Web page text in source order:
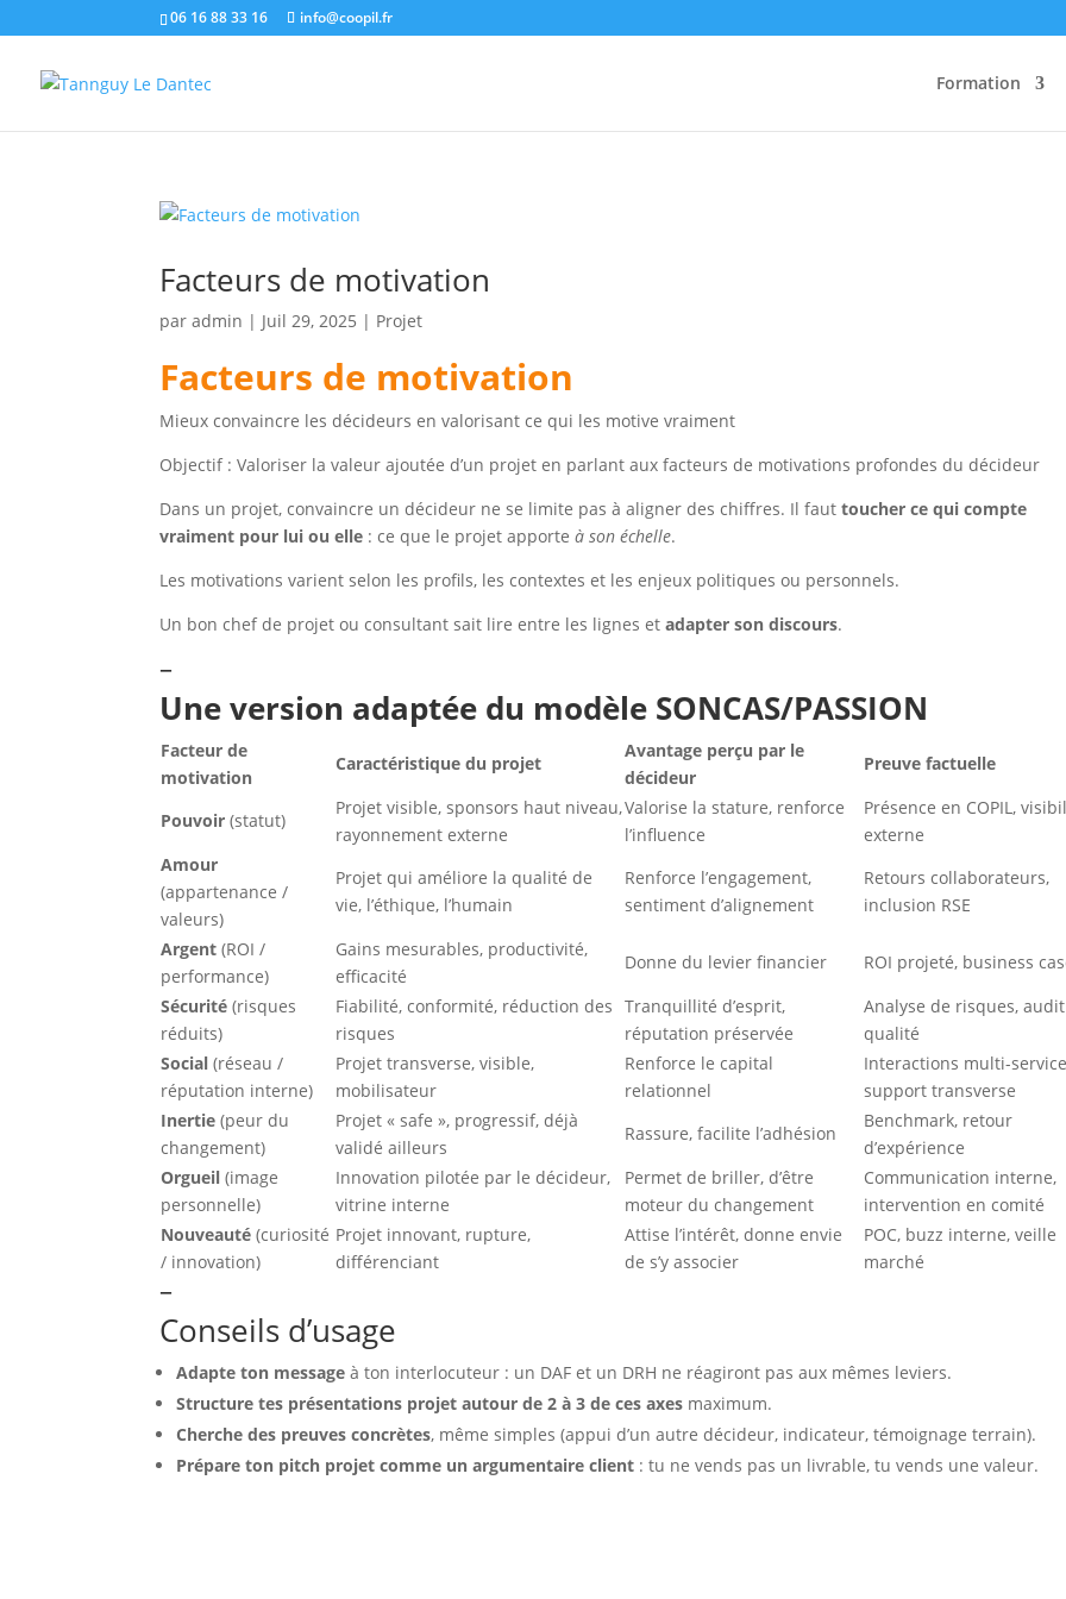
06 16 88 33 16 info@coopil.fr
Formation
Facteurs de motivation
paradmin | Juil 29, 2025 | Projet
Facteurs de motivation
Mieux convaincre les décideurs en valorisant ce qui les motive vraiment
Objectif : Valoriser la valeur ajoutée d’un projet en parlant aux facteurs de motivations profondes du décideur
Dans un projet, convaincre un décideur ne se limite pas à aligner des chiffres. Il fauttoucher ce qui compte
vraiment pour lui ou elle : ce que le projet apporteà son échelle.
Les motivations varient selon les profils, les contextes et les enjeux politiques ou personnels.
Un bon chef de projet ou consultant sait lire entre les lignes etadapter son discours.
–
Une version adaptée du modèle SONCAS/PASSION
Facteur de
motivation
Caractéristique du projet
Avantage perçu par le
décideur
Preuve factuelle
Pouvoir (statut)
Projet visible, sponsors haut niveau,
rayonnement externe
Valorise la stature, renforce
l’influence
Présence en COPIL,
externe
Amour
(appartenance /
valeurs)
Projet qui améliore la qualité de
vie, l’éthique, l’humain
Renforce l’engagement,
sentiment d’alignement
Retours collaborateurs,
inclusion RSE
Argent (ROI /
performance)
Gains mesurables, productivité,
efficacité
Donne du levier financier
ROI projeté, business
Sécurité (risques
réduits)
Fiabilité, conformité, réduction des
risques
Tranquillité d’esprit,
réputation préservée
Analyse de risques, audit
qualité
Social (réseau /
réputation interne)
Projet transverse, visible,
mobilisateur
Renforce le capital
relationnel
Interactions multi-
support transverse
Inertie (peur du
changement)
Projet « safe », progressif, déjà
validé ailleurs
Rassure, facilite l’adhésion
Benchmark, retour
d’expérience
Orgueil (image
personnelle)
Innovation pilotée par le décideur,
vitrine interne
Permet de briller, d’être
moteur du changement
Communication interne,
intervention en comité
Nouveauté (curiosité
/ innovation)
Projet innovant, rupture,
différenciant
Attise l’intérêt, donne envie
de s’y associer
POC, buzz interne, veille
marché
–
Conseils d’usage
Adapte ton message à ton interlocuteur : un DAF et un DRH ne réagiront pas aux mêmes leviers.
Structure tes présentations projet autour de 2 à 3 de ces axes maximum.
Cherche des preuves concrètes, même simples (appui d’un autre décideur, indicateur, témoignage terrain).
Prépare ton pitch projet comme un argumentaire client : tu ne vends pas un livrable, tu vends une valeur.